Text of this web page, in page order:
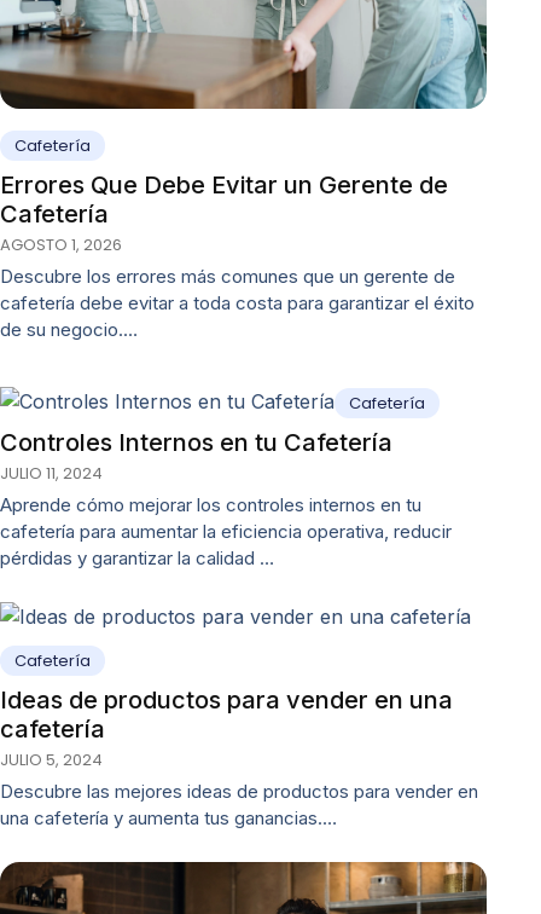
Cafetería
Errores Que Debe Evitar un Gerente de
Cafetería
AGOSTO 1, 2026
Descubre los errores más comunes que un gerente de
cafetería debe evitar a toda costa para garantizar el éxito
de su negocio.…
Cafetería
Controles Internos en tu Cafetería
JULIO 11, 2024
Aprende cómo mejorar los controles internos en tu
cafetería para aumentar la eficiencia operativa, reducir
pérdidas y garantizar la calidad …
Cafetería
Ideas de productos para vender en una
cafetería
JULIO 5, 2024
Descubre las mejores ideas de productos para vender en
una cafetería y aumenta tus ganancias.…